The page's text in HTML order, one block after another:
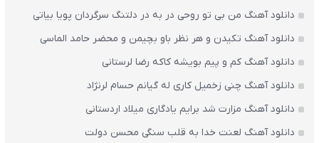
دانلود آهنگ من بی تو روحی در به در دلتنگ سرگردان پویا بیاتی
دانلود آهنگ تکیدن و هر نظر باو بچیمن و محضر حامد الماسی
دانلود آهنگ کم و پیم بویشه کاکه رضا لرستانی
دانلود آهنگ چنی زخمیل کاری له گیانم حسام لرنژاد
دانلود آهنگ مزارت شد برایم یادگاری میلاد اردستانی
دانلود آهنگ لعنت خدا به قلب سنگی محسن دولت